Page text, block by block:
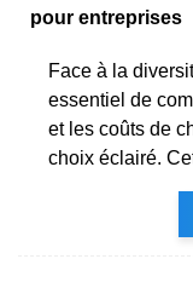
pour entreprises
Face à la
essentiel de
et les coûts de
choix éclairé.